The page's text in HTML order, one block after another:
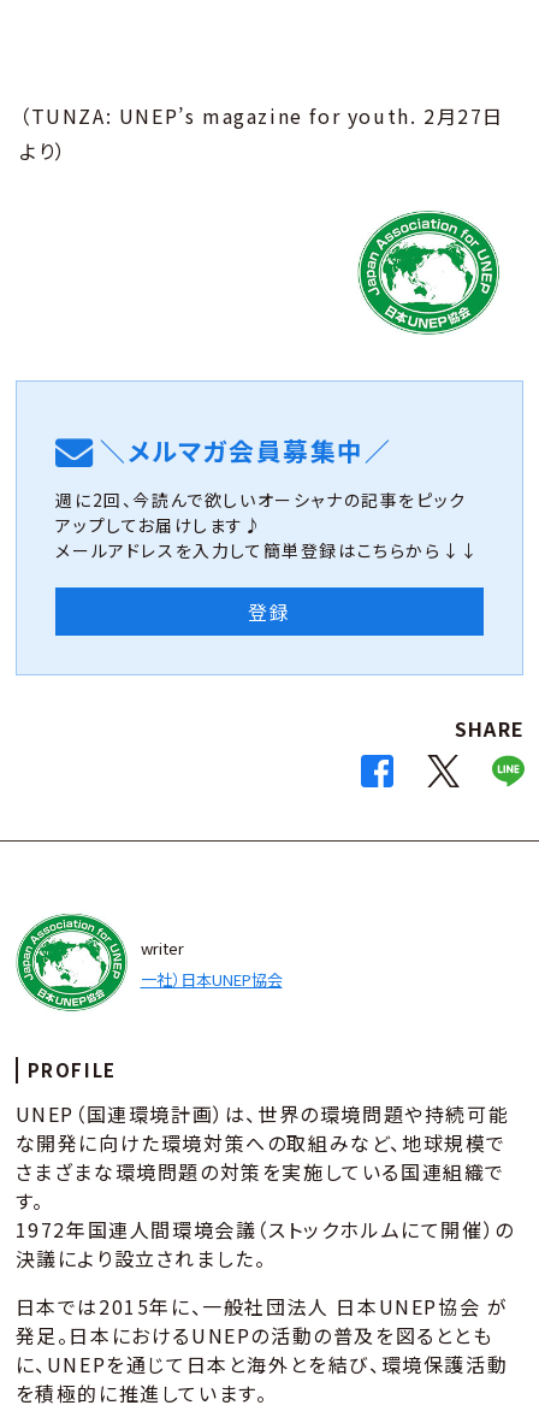
（TUNZA: UNEP’s magazine for youth. 2月27日
より）
＼メルマガ会員募集中／
週に2回、今読んで欲しいオーシャナの記事をピック
アップしてお届けします♪
メールアドレスを入力して簡単登録はこちらから↓↓
登録
SHARE
writer
一社）日本UNEP協会
PROFILE
UNEP（国連環境計画）は、世界の環境問題や持続可能
な開発に向けた環境対策への取組みなど、地球規模で
さまざまな環境問題の対策を実施している国連組織で
す。
1972年国連人間環境会議（ストックホルムにて開催）の
決議により設立されました。
日本では2015年に、一般社団法人 日本UNEP協会 が
発足。日本におけるUNEPの活動の普及を図るととも
に、UNEPを通じて日本と海外とを結び、環境保護活動
を積極的に推進しています。